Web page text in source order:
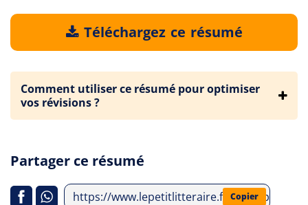
Téléchargez ce résumé
Comment utiliser ce résumé pour optimiser
vos révisions ?
Partager ce résumé
https://www.lepetitlitteraire.fr/index.php/
Copier